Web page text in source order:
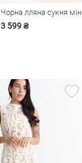
Чорна лляна сукня
3 599 ₴